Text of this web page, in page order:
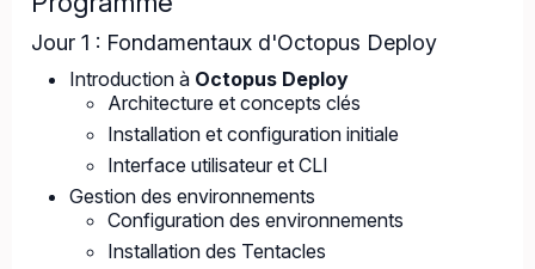
Jour 1 : Fondamentaux d'Octopus Deploy
Introduction à Octopus Deploy
Architecture et concepts clés
Installation et configuration initiale
Interface utilisateur et CLI
Gestion des environnements
Configuration des environnements
Installation des Tentacles